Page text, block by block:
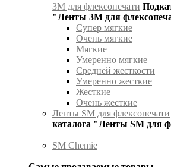
3М для флексопечати
"Ленты 3М для
Супер мягкие
Очень мягкие
Мягкие
Умеренно мягкие
Средней жесткости
Умеренно жесткие
Жесткие
Очень жесткие
Ленты SM для флексопечати
каталога "Ленты SM для
SM Chemie